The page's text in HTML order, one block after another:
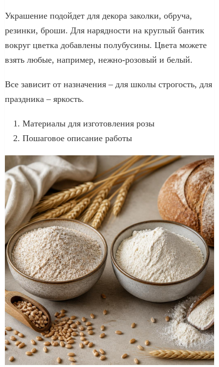
Украшение подойдет для декора заколки, обруча,
резинки, броши. Для нарядности на круглый бантик
вокруг цветка добавлены полубусины. Цвета можете
взять любые, например, нежно-розовый и белый.
Все зависит от назначения – для школы строгость, для
праздника – яркость.
Материалы для изготовления розы
Пошаговое описание работы